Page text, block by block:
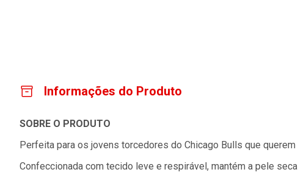
Informações do Produto
SOBRE O PRODUTO
Perfeita para os jovens torcedores do Chicago Bulls que
Confeccionada com tecido leve e respirável, mantém a pele